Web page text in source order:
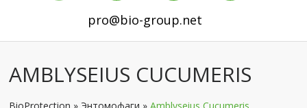
pro@bio-group.net
AMBLYSEIUS CUCUMERIS
BioProtection » Энтомофаги »Amblyseius Cucumeris